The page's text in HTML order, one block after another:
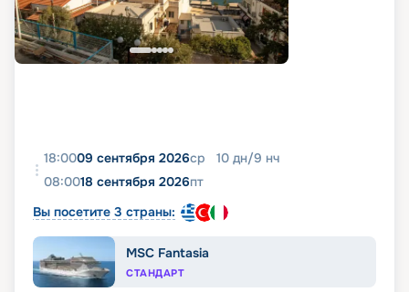
18:0009 сентября 2026ср 10 дн/9 нч
08:0018 сентября 2026пт
Вы посетите 3 страны:
MSC Fantasia
СТАНДАРТ